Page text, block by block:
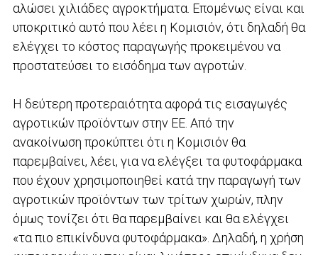
αλώσει χιλιάδες αγροκτήματα. Επομένως είναι και
υποκριτικό αυτό που λέει η Κομισιόν, ότι δηλαδή θα
ελέγχει το κόστος παραγωγής προκειμένου να
προστατεύσει το εισόδημα των αγροτών.
Η δεύτερη προτεραιότητα αφορά τις εισαγωγές
αγροτικών προϊόντων στην ΕΕ. Από την
ανακοίνωση προκύπτει ότι η Κομισιόν θα
παρεμβαίνει, λέει, για να ελέγξει τα φυτοφάρμακα
που έχουν χρησιμοποιηθεί κατά την παραγωγή των
αγροτικών προϊόντων των τρίτων χωρών, πλην
όμως τονίζει ότι θα παρεμβαίνει και θα ελέγχει
«τα πιο επικίνδυνα φυτοφάρμακα». Δηλαδή, η χρήση